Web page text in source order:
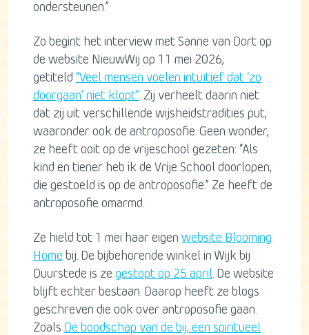
ondersteunen.”
Zo begint het interview met Sanne van Dort op
de website NieuwWij op 11 mei 2026,
getiteld “Veel mensen voelen intuïtief dat ‘zo
doorgaan’ niet klopt”. Zij verheelt daarin niet
dat zij uit verschillende wijsheidstradities put,
waaronder ook de antroposofie. Geen wonder,
ze heeft ooit op de vrijeschool gezeten: “Als
kind en tiener heb ik de Vrije School doorlopen,
die gestoeld is op de antroposofie.” Ze heeft de
antroposofie omarmd.
Ze hield tot 1 mei haar eigen website Blooming
Home bij. De bijbehorende winkel in Wijk bij
Duurstede is ze gestopt op 25 april. De website
blijft echter bestaan. Daarop heeft ze blogs
geschreven die ook over antroposofie gaan.
Zoals De boodschap van de bij, een spiritueel